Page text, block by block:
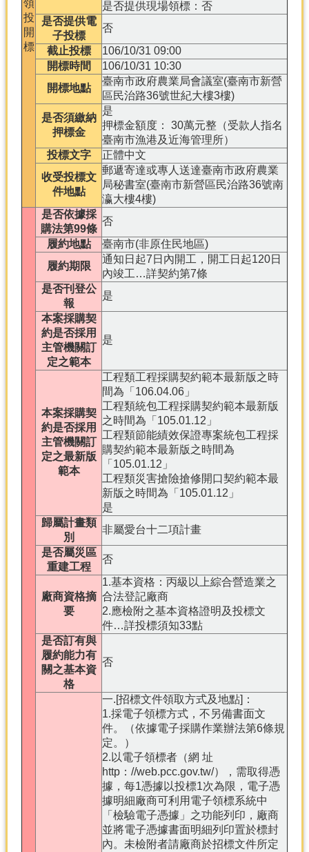
領
投
開
標
是否提供現場領標：否
是否提供電
子投標
否
截止投標
106/10/31 09:00
開標時間
106/10/31 10:30
開標地點
臺南市政府農業局會議室(臺南市新營
區民治路36號世紀大樓3樓)
是否須繳納
押標金
是
押標金額度： 30萬元整（受款人指名
臺南市漁港及近海管理所）
投標文字
正體中文
收受投標文
件地點
郵遞寄達或專人送達臺南市政府農業
局秘書室(臺南市新營區民治路36號南
瀛大樓4樓)
是否依據採
購法第99條
否
履約地點
臺南市(非原住民地區)
履約期限
通知日起7日內開工，開工日起120日
內竣工…詳契約第7條
是否刊登公
報
是
本案採購契
約是否採用
主管機關訂
定之範本
是
本案採購契
約是否採用
主管機關訂
定之最新版
範本
工程類工程採購契約範本最新版之時
間為「106.04.06」
工程類統包工程採購契約範本最新版
之時間為「105.01.12」
工程類節能績效保證專案統包工程採
購契約範本最新版之時間為
「105.01.12」
工程類災害搶險搶修開口契約範本最
新版之時間為「105.01.12」
是
歸屬計畫類
別
非屬愛台十二項計畫
是否屬災區
重建工程
否
廠商資格摘
要
1.基本資格：丙級以上綜合營造業之
合法登記廠商
2.應檢附之基本資格證明及投標文
件…詳投標須知33點
是否訂有與
履約能力有
關之基本資
格
否
一.[招標文件領取方式及地點]：
1.採電子領標方式，不另備書面文
件。（依據電子採購作業辦法第6條規
定。）
2.以電子領標者（網 址
http：//web.pcc.gov.tw/），需取得憑
據，每1憑據以投標1次為限，電子憑
據明細廠商可利用電子領標系統中
「檢驗電子憑據」之功能列印，廠商
並將電子憑據書面明細列印置於標封
內。未檢附者請廠商於招標文件所定